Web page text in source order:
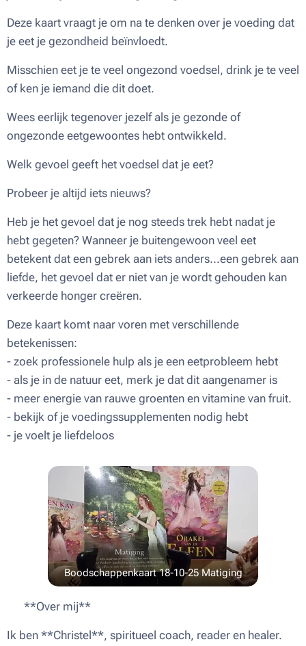
Deze kaart vraagt je om na te denken over je voeding dat
je eet je gezondheid beïnvloedt.
Misschien eet je te veel ongezond voedsel, drink je te veel
of ken je iemand die dit doet.
Wees eerlijk tegenover jezelf als je gezonde of
ongezonde eetgewoontes hebt ontwikkeld.
Welk gevoel geeft het voedsel dat je eet?
Probeer je altijd iets nieuws?
Heb je het gevoel dat je nog steeds trek hebt nadat je
hebt gegeten? Wanneer je buitengewoon veel eet
betekent dat een gebrek aan iets anders...een gebrek aan
liefde, het gevoel dat er niet van je wordt gehouden kan
verkeerde honger creëren.
Deze kaart komt naar voren met verschillende
betekenissen:
- zoek professionele hulp als je een eetprobleem hebt
- als je in de natuur eet, merk je dat dit aangenamer is
- meer energie van rauwe groenten en vitamine van fruit.
- bekijk of je voedingssupplementen nodig hebt
- je voelt je liefdeloos
Boodschappenkaart 18-10-25 Matiging
🌟 **Over mij**
Ik ben **Christel**, spiritueel coach, reader en healer.